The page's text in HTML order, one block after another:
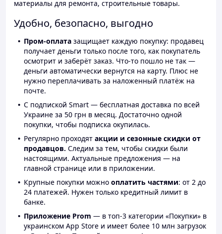
материалы для ремонта, строительные товары.
Удобно, безопасно, выгодно
Пром-оплата защищает каждую покупку: продавец
получает деньги только после того, как покупатель
осмотрит и заберёт заказ. Что-то пошло не так —
деньги автоматически вернутся на карту. Плюс не
нужно переплачивать за наложенный платёж на
почте.
С подпиской Smart — бесплатная доставка по всей
Украине за 50 грн в месяц. Достаточно одной
покупки, чтобы подписка окупилась.
Регулярно проходят акции и сезонные скидки от
продавцов. Следим за тем, чтобы скидки были
настоящими. Актуальные предложения — на
главной странице или в приложении.
Крупные покупки можно оплатить частями: от 2 до
24 платежей. Нужен только кредитный лимит в
банке.
Приложение Prom — в топ-3 категории «Покупки» в
украинском App Store и имеет более 10 млн загрузок